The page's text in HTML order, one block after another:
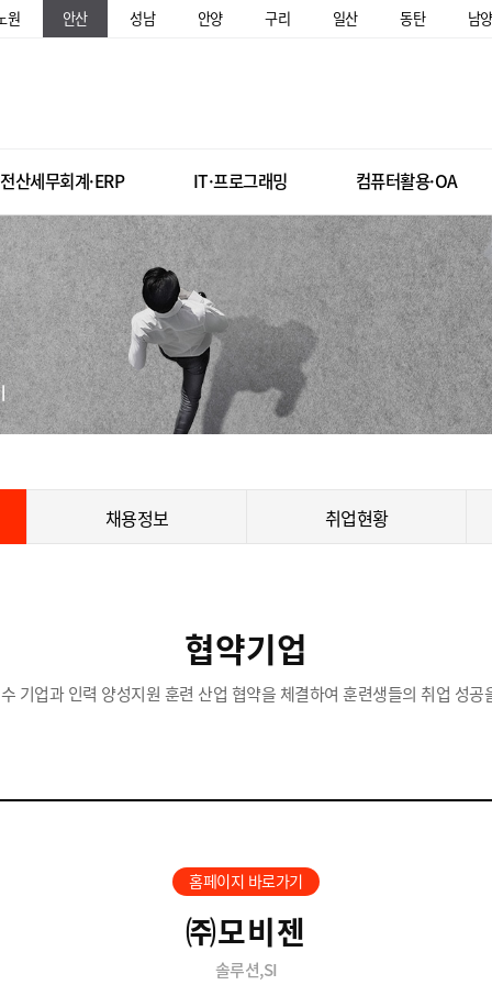
원 안산 성남 안양 구리 일산 동탄 남
전산세무회계·ERP IT·프로그래밍 컴퓨터활용·OA
채용정보 취업현황
협약기업
기업과 인력 양성지원 훈련 산업 협약을 체결하여 훈련생들의 취업 성공
홈페이지 바로가기
㈜모비젠
솔루션,SI